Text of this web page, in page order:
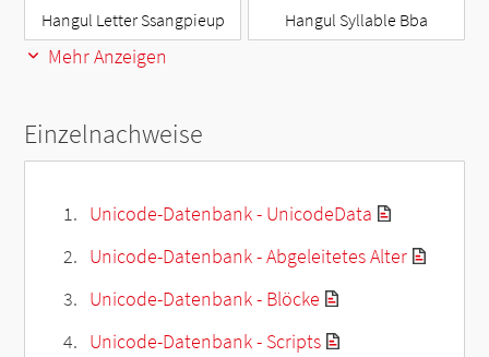
Hangul Letter Ssangpieup Hangul Syllable Bba
Mehr Anzeigen
Einzelnachweise
Unicode-Datenbank - UnicodeData
Unicode-Datenbank - Abgeleitetes Alter
Unicode-Datenbank - Blöcke
Unicode-Datenbank - Scripts